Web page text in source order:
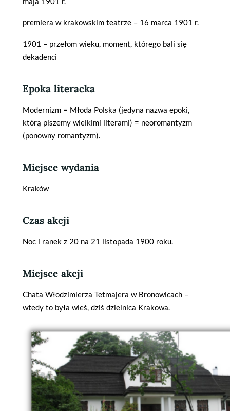
premiera w krakowskim teatrze – 16 marca 1901 r.
1901 – przełom wieku, moment, którego bali się
dekadenci
Epoka literacka
Modernizm = Młoda Polska (jedyna nazwa epoki,
którą piszemy wielkimi literami) = neoromantyzm
(ponowny romantyzm).
Miejsce wydania
Kraków
Czas akcji
Noc i ranek z 20 na 21 listopada 1900 roku.
Miejsce akcji
Chata Włodzimierza Tetmajera w Bronowicach –
wtedy to była wieś, dziś dzielnica Krakowa.